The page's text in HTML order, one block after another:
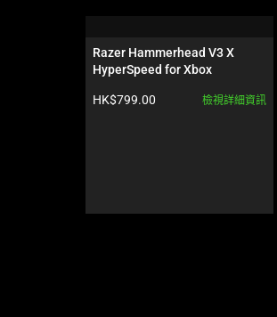
carousel.
Use
and
or
Razer Hammerhead V3 X
HyperSpeed for Xbox
產品價格:
HK$799.00 檢視詳細資訊